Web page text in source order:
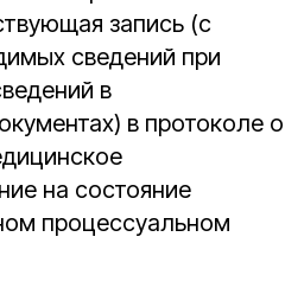
запись (с
сведений при
в
в протоколе о
на состояние
процессуальном